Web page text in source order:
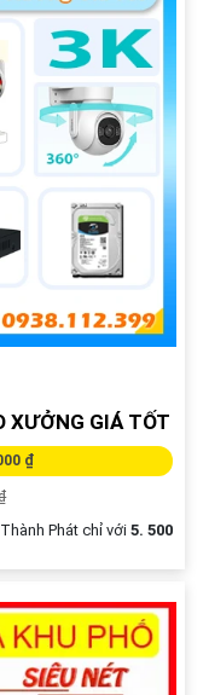
XƯỞNG GIÁ TỐT
₫
Phát chỉ với 5. 500